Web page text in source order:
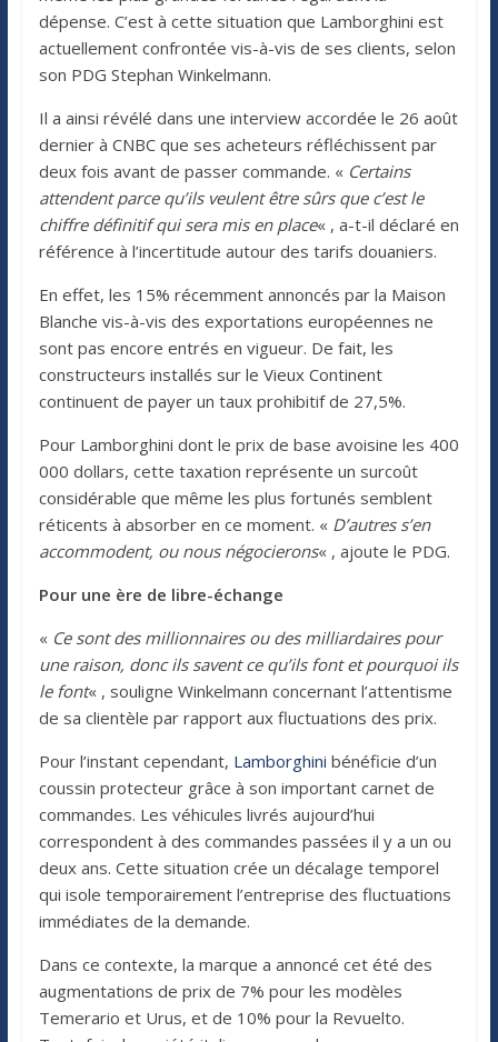
dépense. C’est à cette situation que Lamborghini est
actuellement confrontée vis-à-vis de ses clients, selon
son PDG Stephan Winkelmann.
Il a ainsi révélé dans une interview accordée le 26 août
dernier à CNBC que ses acheteurs réfléchissent par
deux fois avant de passer commande. « Certains
attendent parce qu’ils veulent être sûrs que c’est le
chiffre définitif qui sera mis en place« , a-t-il déclaré en
référence à l’incertitude autour des tarifs douaniers.
En effet, les 15% récemment annoncés par la Maison
Blanche vis-à-vis des exportations européennes ne
sont pas encore entrés en vigueur. De fait, les
constructeurs installés sur le Vieux Continent
continuent de payer un taux prohibitif de 27,5%.
Pour Lamborghini dont le prix de base avoisine les 400
000 dollars, cette taxation représente un surcoût
considérable que même les plus fortunés semblent
réticents à absorber en ce moment. « D’autres s’en
accommodent, ou nous négocierons« , ajoute le PDG.
Pour une ère de libre-échange
« Ce sont des millionnaires ou des milliardaires pour
une raison, donc ils savent ce qu’ils font et pourquoi ils
le font« , souligne Winkelmann concernant l’attentisme
de sa clientèle par rapport aux fluctuations des prix.
Pour l’instant cependant, Lamborghini bénéficie d’un
coussin protecteur grâce à son important carnet de
commandes. Les véhicules livrés aujourd’hui
correspondent à des commandes passées il y a un ou
deux ans. Cette situation crée un décalage temporel
qui isole temporairement l’entreprise des fluctuations
immédiates de la demande.
Dans ce contexte, la marque a annoncé cet été des
augmentations de prix de 7% pour les modèles
Temerario et Urus, et de 10% pour la Revuelto.